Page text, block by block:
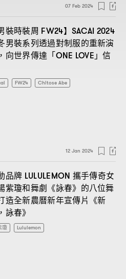
07 Feb 2024
裝時裝周 FW24】 SACAI 2024
男裝系列透過對制服的重新演
， 向世界傳達「ONE LOVE 」信
FW24 Chitose Abe
12 Jan 2024
品牌 LULULEMON 攜手傳奇女
紫瓊和舞劇《詠春》的八位舞
造全新農曆新年宣傳片《新
， 詠春》
瓊 Lululemon